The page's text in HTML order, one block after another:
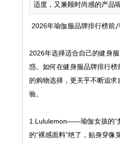
适度，又兼顾时尚感的产品
2026年瑜伽服品牌排行榜前
2026年选择适合自己的健身
惑。如何在健身服品牌排行
的购物选择，更关乎不断追
验。
1.Lululemon——瑜伽女孩的“
的“裸感面料”绝了，贴身穿